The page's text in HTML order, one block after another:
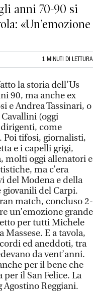
anni 70-90 si
«Un’emozione
1 MINUTI DI LETTURA
la storia dell’Us
90, ma anche ex
e Andrea Tassinari, o
(oggi
come
Poi tifosi, giornalisti,
e i capelli grigi,
molti oggi allenatori e
ma c’era
del Modena e della
giovanili del Carpi.
match, concluso 2-
un’emozione grande
per tutti Michele
E a tavola,
ed aneddoti, tra
da vent’anni.
per il bene che
il San Felice. La
Reggiani.